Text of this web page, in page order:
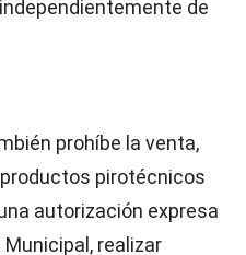
de
prohíbe la venta,
pirotécnicos
autorización expresa
realizar